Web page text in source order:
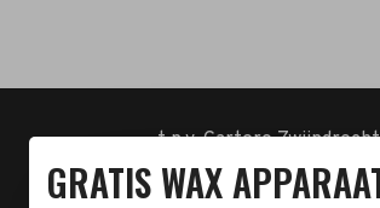
t.n.v. Cartero
IBAN :
BTW-NL858962676B01
GRATIS WAX